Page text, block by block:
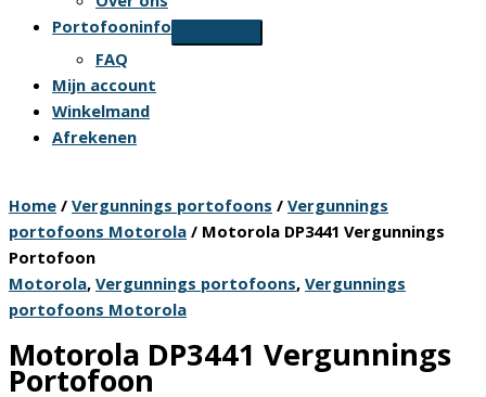
Portofooninfo
FAQ
Mijn account
Winkelmand
Afrekenen
Home / Vergunnings portofoons / Vergunnings
portofoons Motorola / Motorola DP3441 Vergunnings
Portofoon
Motorola, Vergunnings portofoons, Vergunnings
portofoons Motorola
Motorola DP3441 Vergunnings
Portofoon